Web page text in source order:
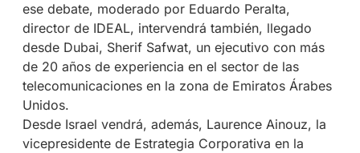
ese debate, moderado por Eduardo Peralta,
director de IDEAL, intervendrá también, llegado
desde Dubai, Sherif Safwat, un ejecutivo con más
de 20 años de experiencia en el sector de las
telecomunicaciones en la zona de Emiratos Árabes
Unidos.
Desde Israel vendrá, además, Laurence Ainouz, la
vicepresidente de Estrategia Corporativa en la